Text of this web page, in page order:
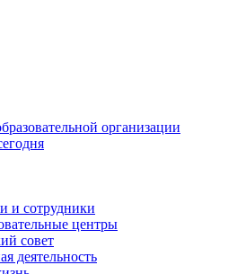
организации
и сотрудники
центры
совет
деятельность